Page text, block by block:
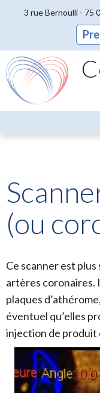
3 rue Bernoulli - 75
(ou
Ce scanner est plus
artères coronaires.
plaques
éventuel qu’elles
injection de produit